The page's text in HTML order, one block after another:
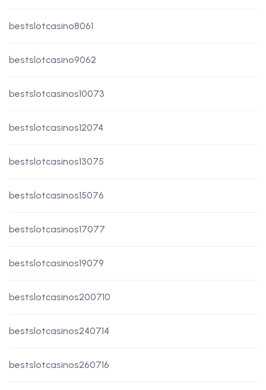
bestslotcasino8061
bestslotcasino9062
bestslotcasinos10073
bestslotcasinos12074
bestslotcasinos13075
bestslotcasinos15076
bestslotcasinos17077
bestslotcasinos19079
bestslotcasinos200710
bestslotcasinos240714
bestslotcasinos260716